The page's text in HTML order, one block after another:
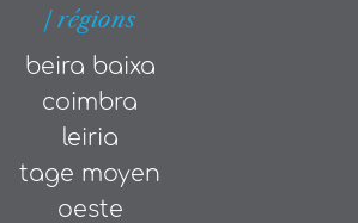
| régions
beira baixa
coimbra
leiria
tage moyen
oeste